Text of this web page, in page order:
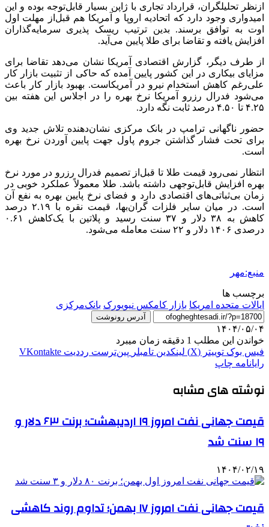
ازنظر تحلیلگران، قرارداد تجاری با ژاپن بسیار قابل‌توجه بوده و این
امیدواری وجود دارد که اتحادیه اروپا و آمریکا هم قبل‌از مهلت اول
اوت به توافق برسند. بدین ترتیب ریسک پذیری سرمایه‌گذاران
افزایش یافته و تقاضا برای طلا پایین می‌آید.
از طرف دیگر، گزارش اقتصادی آمریکا نشان می‌دهد تقاضا برای
مزایای بیکاری در این کشور پایین آمده که حاکی از تثبیت بازار کار
علی‌رغم کاهش استخدام نیرو در آمریکاست. بهبود بازار کار باعث
می‌شود فدرال رزرو آمریکا نرخ بهره را در اجلاس این هفته بین
۴.۲۵ تا ۴.۵۰ درصد ثابت نگه دارد.
حضور ناگهانی ترامپ در بانک مرکزی نشان‌دهنده تلاش جدید وی
برای تحت فشار گذاشتن جروم پاول جهت پایین آوردن نرخ بهره
است.
انتظار نمی‌رود قیمت طلا تا قبل‌از تصمیم فدرال رزرو در مورد نرخ
بهره افزایش قابل‌توجهی داشته باشد. طلا معمولاً عملکرد خوبی در
زمان بی‌ثباتی‌های اقتصادی دارد و فضای نرخ پایین بهره به نفع آن
است. در میان سایر فلزات گران‌بها، قیمت نقره با ۲.۱۹ درصد
کاهش به ۳۸ دلار و ۳۷ سنت رسید و پلاتین با یک‌کاهش ۰.۶۱
درصدی ۱۴۰۶ دلار و ۲۲ سنت معامله می‌شود.
منبع:مهر
برچسب ها
ایالات متحده امریکا بازار کامکس نیویورک بانک‌مرکزی
آدرس رونوشت
۱۴۰۴/۰۵/۰۴
خواندن این مطلب 1 دقیقه زمان میبرد
فیس بوک توییتر (X) لینکدین ‫تامبلر ‫پین‌ترست ‫رددیت ‫VKontakte
رایانامه چاپ
نوشته های مشابه
قیمت جهانی نفت امروز ۱۹ اردیبهشت؛ برنت ۶۳ دلار و
۱۹ سنت شد
۱۴۰۴/۰۲/۱۹
قیمت جهانی نفت امروز ۱۷ بهمن؛ تداوم روند کاهشی